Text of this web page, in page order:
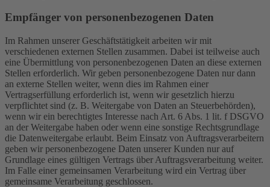
Empfänger von personenbezogenen Daten
Im Rahmen unserer Geschäftstätigkeit arbeiten wir mit
verschiedenen externen Stellen zusammen. Dabei ist teilweise auch
eine Übermittlung von personenbezogenen Daten an diese externen
Stellen erforderlich. Wir geben personenbezogene Daten nur dann
an externe Stellen weiter, wenn dies im Rahmen einer
Vertragserfüllung erforderlich ist, wenn wir gesetzlich hierzu
verpflichtet sind (z. B. Weitergabe von Daten an Steuerbehörden),
wenn wir ein berechtigtes Interesse nach Art. 6 Abs. 1 lit. f DSGVO
an der Weitergabe haben oder wenn eine sonstige Rechtsgrundlage
die Datenweitergabe erlaubt. Beim Einsatz von Auftragsverarbeitern
geben wir personenbezogene Daten unserer Kunden nur auf
Grundlage eines gültigen Vertrags über Auftragsverarbeitung weiter.
Im Falle einer gemeinsamen Verarbeitung wird ein Vertrag über
gemeinsame Verarbeitung geschlossen.